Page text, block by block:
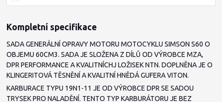
Kompletní specifikace
SADA GENERÁLNÍ OPRAVY MOTORU MOTOCYKLU SIMSON S60 O
OBJEMU 60CM3. SADA JE SLOŽENA Z DÍLŮ OD VÝROBCE MZA,
DPR PERFORMANCE A KVALITNÍCHJ LOŽISEK NTN. DOPLNĚNA JE O
KLINGERITOVÁ TĚSNĚNÍ A KVALITNÍ HNĚDÁ GUFERA VITON.
KARBURACE TYPU 19N1-11 JE OD VÝROBCE DPR SE SADOU
TRYSEK PRO NALADĚNÍ. TENTO TYP KARBURÁTORU JE BEZ